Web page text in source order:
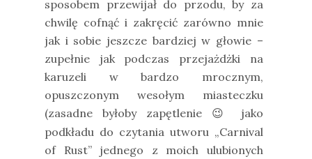
sposobem przewijał do przodu, by za
chwilę cofnąć i zakręcić zarówno mnie
jak i sobie jeszcze bardziej w głowie –
zupełnie jak podczas przejażdżki na
karuzeli w bardzo mrocznym,
opuszczonym wesołym miasteczku
(zasadne byłoby zapętlenie
😉
jako
podkładu do czytania utworu „Carnival
of Rust” jednego z moich ulubionych